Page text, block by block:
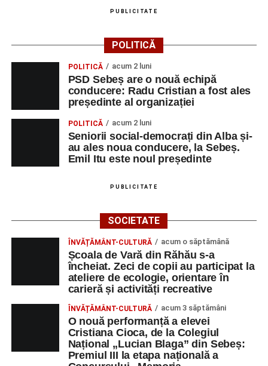
iluminatului public pe timpul nopții, în contextul
apelului la economii al Guvernului Bolojan
Duminică, 23 august 2026, Râpa Roșie găzduiește
cea de-a III-a ediție a concursului „CicloAventurier
de Sebeș”
Primul concert din cadrul String Symphonic Camp
2026 a adus emoție și aplauze la Sebeș
PUBLICITATE
POLITICĂ
POLITICĂ acum 2 luni
PSD Sebeș are o nouă echipă
conducere: Radu Cristian a fost ales
președinte al organizației
POLITICĂ acum 2 luni
Seniorii social-democrați din Alba și-
au ales noua conducere, la Sebeș.
Emil Itu este noul președinte
PUBLICITATE
SOCIETATE
ÎNVĂȚĂMÂNT-CULTURĂ acum o săptămână
Școala de Vară din Răhău s-a
încheiat. Zeci de copii au participat la
ateliere de ecologie, orientare în
carieră și activități recreative
ÎNVĂȚĂMÂNT-CULTURĂ acum 3 săptămâni
O nouă performanță a elevei
Cristiana Cioca, de la Colegiul
Național „Lucian Blaga” din Sebeș:
Premiul III la etapa națională a